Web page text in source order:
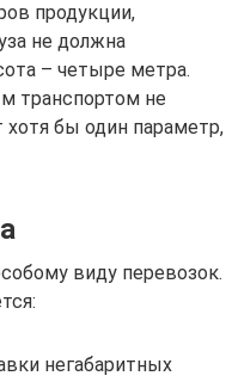
продукции,
не должна
– четыре метра.
транспортом не
бы один параметр,
виду перевозок.
негабаритных